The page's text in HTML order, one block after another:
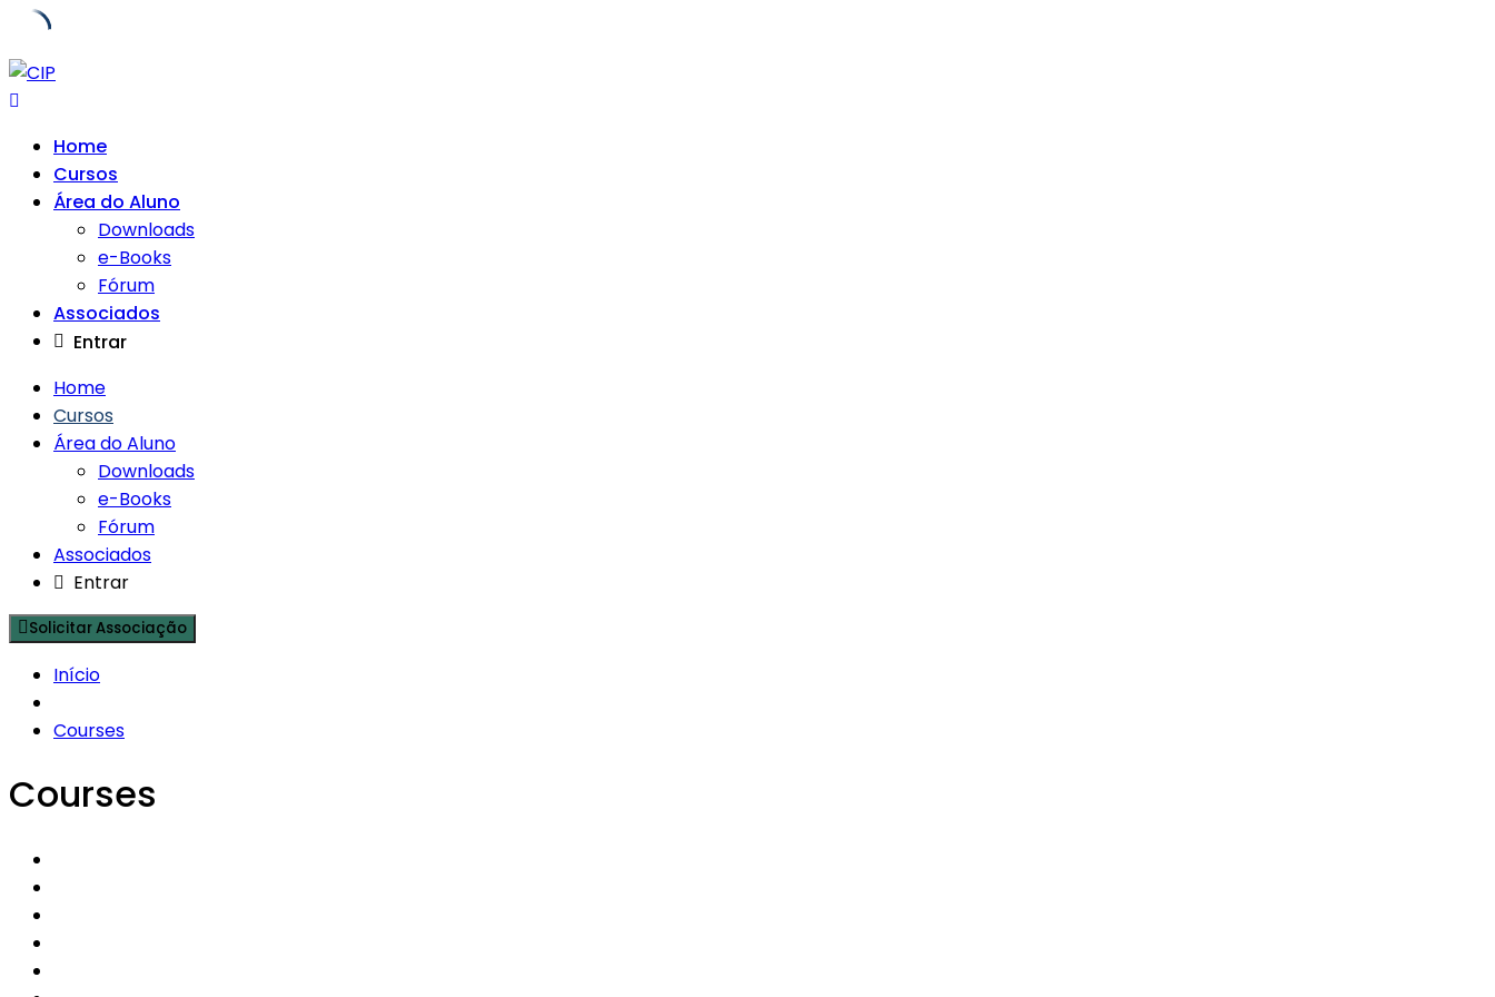
Skip
to
Home
Cursos
Área do Aluno
Downloads
e-Books
Fórum
Associados
Entrar
Home
Cursos
Área do Aluno
Downloads
e-Books
Fórum
Associados
Entrar
Solicitar Associação
Início
Courses
Courses